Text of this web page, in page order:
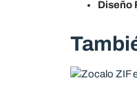
Diseño